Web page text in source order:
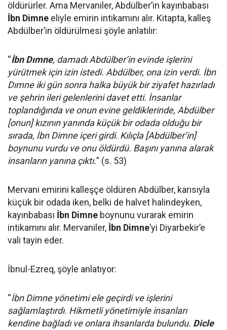
öldürürler. Ama Mervaniler, Abdülber’in kayınbabası
İbn Dimne eliyle emirin intikamını alır. Kitapta, kalleş
Abdülber’in öldürülmesi şöyle anlatılır:
“İbn Dımne, damadı Abdülber’in evinde işlerini
yürütmek için izin istedi. Abdülber, ona izin verdi. İbn
Dımne iki gün sonra halka büyük bir ziyafet hazırladı
ve şehrin ileri gelenlerini davet etti. İnsanlar
toplandığında ve onun evine geldiklerinde, Abdülber
[onun] kızının yanında küçük bir odada olduğu bir
sırada, İbn Dimne içeri girdi. Kılıçla [Abdülber’in]
boynunu vurdu ve onu öldürdü. Başını yanına alarak
insanların yanına çıktı.” (s. 53)
Mervani emirini kalleşçe öldüren Abdülber, karısıyla
küçük bir odada iken, belki de halvet halindeyken,
kayınbabası İbn Dimne boynunu vurarak emirin
intikamını alır. Mervaniler, İbn Dimne’yi Diyarbekir’e
vali tayin eder.
İbnul-Ezreq, şöyle anlatıyor:
“İbn Dimne yönetimi ele geçirdi ve işlerini
sağlamlaştırdı. Hikmetli yönetimiyle insanları
kendine bağladı ve onlara ihsanlarda bulundu. Dicle